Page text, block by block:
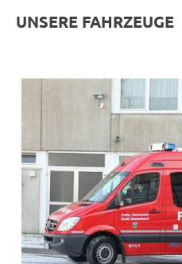
UNSERE FAHRZEUGE